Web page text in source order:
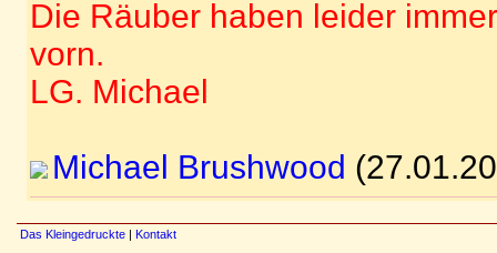
Die Räuber haben leider
vorn.
LG. Michael
Michael Brushwood
Das Kleingedruckte | Kontakt